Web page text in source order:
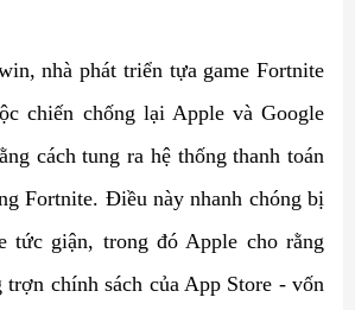
nhà phát triển tựa game Fortnite
chiến chống lại Apple và Google
cách tung ra hệ thống thanh toán
Fortnite. Điều này nhanh chóng bị
tức giận, trong đó Apple cho rằng
trợn chính sách của App Store - vốn